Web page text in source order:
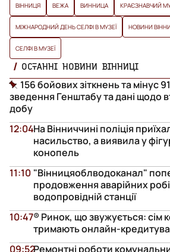
ВІННИЦЯ ВЕЖА ВИННИЦА КРАЄЗНАВЧИЙ
МІЖНАРОДНИЙ ДЕНЬ СЕЛФІ В МУЗЕЇ НОВИНИ
СЕЛФІ В МУЗЕЇ
ОСТАННІ НОВИНИ ВІННИЦІ
156 бойових зіткнень та мінус
зведення Генштабу та дані щодо
добу
На Вінниччині поліція
насильство, а виявила у
конопель
12:04
"Вінницяоблводоканал"
продовження аварійних
водопровідній станції
11:10
® Ринок, що звужується: сім
тримають онлайн-
10:47
Ремонтні роботи
09:52